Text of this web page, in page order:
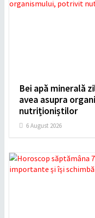
Bei apă minerală
avea asupra
nutriționiștilor
6 August 2026